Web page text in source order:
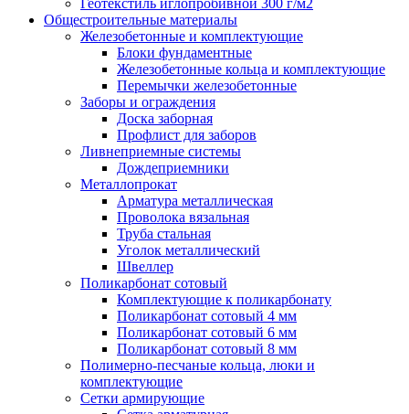
Общестроительные материалы
Железобетонные и комплектующие
Блоки фундаментные
Железобетонные кольца и комплектующие
Перемычки железобетонные
Заборы и ограждения
Доска заборная
Профлист для заборов
Ливнеприемные системы
Дождеприемники
Металлопрокат
Арматура металлическая
Проволока вязальная
Труба стальная
Уголок металлический
Швеллер
Поликарбонат сотовый
Комплектующие к поликарбонату
Поликарбонат сотовый 4 мм
Поликарбонат сотовый 6 мм
Поликарбонат сотовый 8 мм
Полимерно-песчаные кольца, люки и
комплектующие
Сетки армирующие